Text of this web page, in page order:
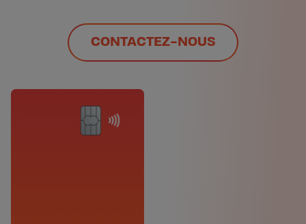
CONTACTEZ-NOUS